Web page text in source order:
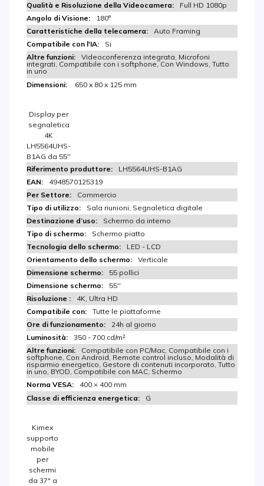
Full HD 1080p
180°
Auto Framing
Si
Videoconferenza integrata, Microfoni
integrati, Compatibile con i softphone, Con Windows, Tutto
in uno
650 x 80 x 125 mm
Display per
segnaletica
4K
LH5564UHS-
B1AG da 55''
LH5564UHS-B1AG
4948570125319
Commercio
Sala riunioni, Segnaletica digitale
Schermo da interno
Schermo piatto
LED - LCD
Verticale
55 pollici
55''
4K, Ultra HD
Tutte le piattaforme
24h al giorno
350 - 700 cd/m²
Compatibile con PC/Mac, Compatibile con i
softphone, Con Android, Remote control incluso, Modalità di
risparmio energetico, Gestore di contenuti incorporato, Tutto
in uno, BYOD, Compatibile con MAC, Schermo
400 × 400 mm
G
Kimex
supporto
mobile
per
schermi
da 37″ a